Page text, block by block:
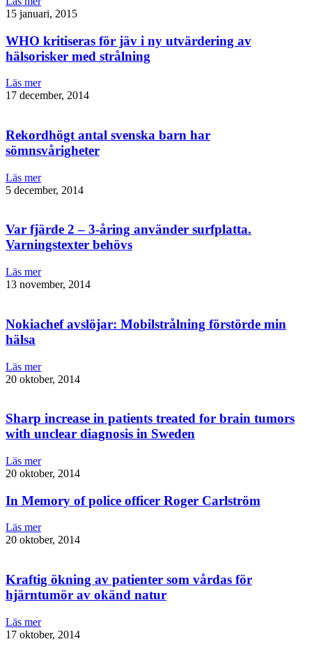
15 januari, 2015
WHO kritiseras för jäv i ny utvärdering av
hälsorisker med strålning
Läs mer
17 december, 2014
Rekordhögt antal svenska barn har
sömnsvårigheter
Läs mer
5 december, 2014
Var fjärde 2 – 3-åring använder surfplatta.
Varningstexter behövs
Läs mer
13 november, 2014
Nokiachef avslöjar: Mobilstrålning förstörde min
hälsa
Läs mer
20 oktober, 2014
Sharp increase in patients treated for brain tumors
with unclear diagnosis in Sweden
Läs mer
20 oktober, 2014
In Memory of police officer Roger Carlström
Läs mer
20 oktober, 2014
Kraftig ökning av patienter som vårdas för
hjärntumör av okänd natur
Läs mer
17 oktober, 2014